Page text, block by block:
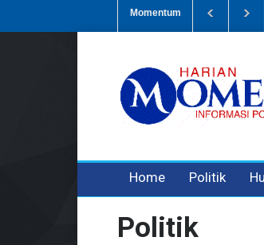
Momentum
Home Politik
Politik